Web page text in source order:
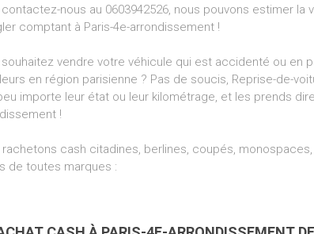
nous au 0603942526, nous pouvons estimer
comptant à Paris-4e-arrondissement !
vendre votre véhicule qui est accidenté ou en
en région parisienne ? Pas de soucis, Reprise-de-
importe leur état ou leur kilométrage, et les prends
!
rachetons cash citadines, berlines, coupés,
de toutes marques :